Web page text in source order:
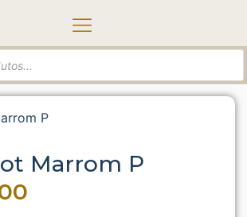
/ Cachepot Marrom P
Marrom P